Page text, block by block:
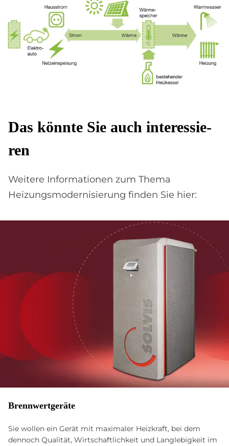
Das könn­te Sie auch in­ter­es­sie­
ren
Weitere Informationen zum Thema
Heizungsmodernisierung finden Sie hier:
Brenn­wert­ge­räte
Sie wollen ein Gerät mit maximaler Heizkraft, bei dem
dennoch Qualität, Wirtschaftlichkeit und Langlebigkeit im